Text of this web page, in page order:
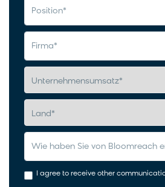
position*
firma*
unternehmensumsatz*
land*
Wie haben Sie von Bloomreach
I agree to receive other